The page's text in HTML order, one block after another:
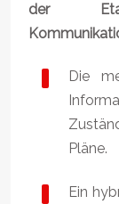
der
Die
Pläne.
Ein